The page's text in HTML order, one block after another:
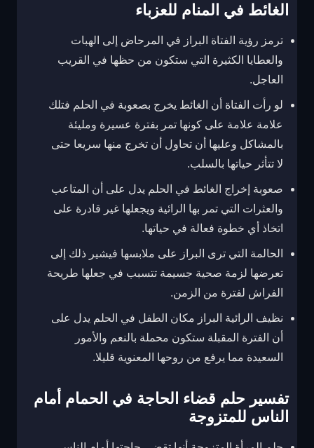
الغائط في المنام للعزباء
ترمز رؤية الفتاة البراز في المرحاض إلى الهبات
والعطايا الكثيرة التي ستكون من حظها في القريب
العاجل.
لو رأت الفتاة أن الغائط يخرج بصعوبة في الحلم فتلك
علامة علامة على كونها تمر بفترة عسيرة ومليئة
بالمشاكل وعليها أن تحاول أن تخرج منها سريعا حتى
لا تتأثر حياتها بالسلب.
صعوبة إخراج الغائط في الحلم يدل على أن المتاعب
والعثرات التي تمر بها الرائية ويجعلها غير قادرة على
اتخاذ أي خطوة فعالة في حياتها.
الحالمة التي ترى البراز على ملابسها فيشير ذلك إلى
تعرضها لزمة صحية جسيمة تتسبب في جعلها طريحة
الفراش لفترة من الزمن.
نظيف الرائية البراز مكان الطفل في الحلم يدل على
أن الفترة المقبلة ستكون محملة بالنعم والأمور
السعيدة مما يرفع من روحها المعنوية قليلا.
تفسير حلم قضاء الحاجة في الحمام أمام
الناس للمتزوجة